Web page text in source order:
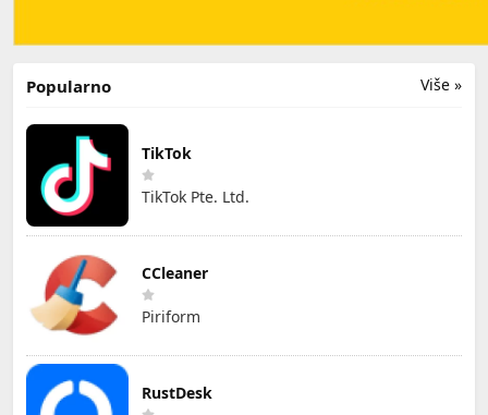
Više »
Popularno
TikTok
TikTok Pte. Ltd.
CCleaner
Piriform
RustDesk